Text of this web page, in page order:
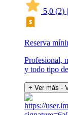
5,0 (2) |
Reserva
Profesional,
y todo tipo
+ Ver más -